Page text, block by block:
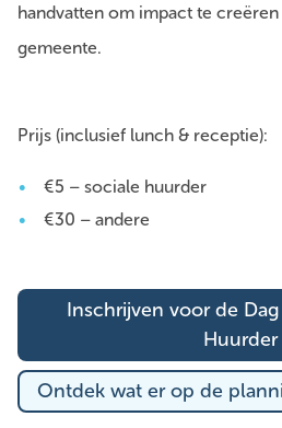
handvatten om impact te
gemeente.
Prijs (inclusief lunch & receptie):
€5 – sociale huurder
€30 – andere
Inschrijven voor de
Huurder
Ontdek wat er op de